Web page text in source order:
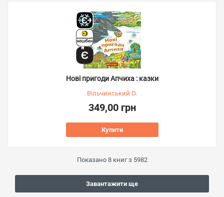
Нові пригоди Апчиха : казки
Вільчинський О.
349,00 грн
Купити
Показано 8книг з 5982
Завантажити ще